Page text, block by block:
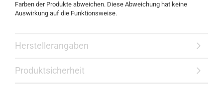
Farben der Produkte abweichen. Diese Abweichung hat keine
Auswirkung auf die Funktionsweise.
Herstellerangaben
Produktsicherheit